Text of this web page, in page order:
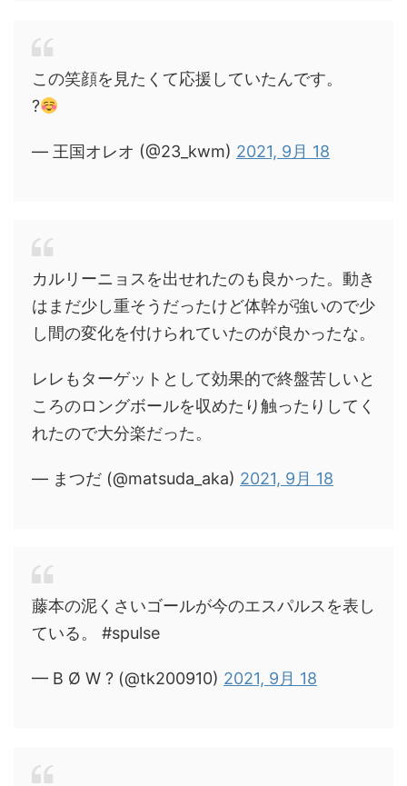
この笑顔を見たくて応援していたんです。
?
— 王国オレオ (@23_kwm) 2021, 9月 18
カルリーニョスを出せれたのも良かった。動き
はまだ少し重そうだったけど体幹が強いので少
し間の変化を付けられていたのが良かったな。
レレもターゲットとして効果的で終盤苦しいと
ころのロングボールを収めたり触ったりしてく
れたので大分楽だった。
— まつだ (@matsuda_aka) 2021, 9月 18
藤本の泥くさいゴールが今のエスパルスを表し
ている。 #spulse
— B Ø W ? (@tk200910) 2021, 9月 18